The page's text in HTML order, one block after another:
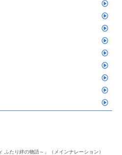
ふたり絆の物語～」（メインナレーション）